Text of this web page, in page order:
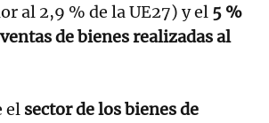
al 2,9 % de la UE27) y el 5 %
de bienes realizadas al
el sector de los bienes de